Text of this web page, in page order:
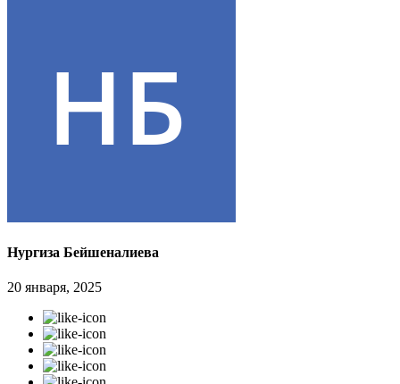
Нургиза Бейшеналиева
20 января, 2025